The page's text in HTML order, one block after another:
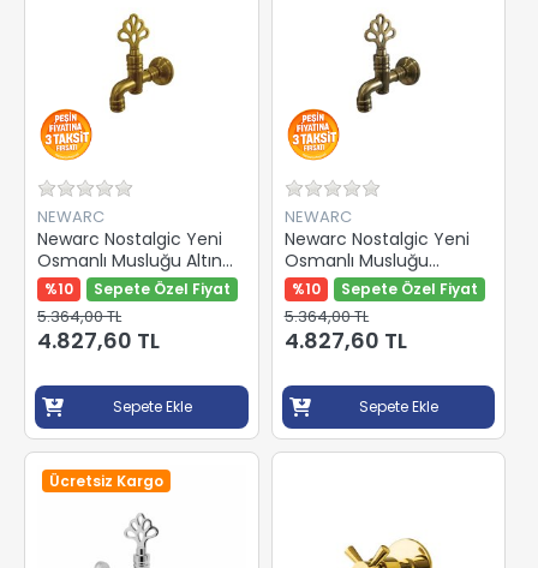
NEWARC
Newarc Nostalgic Yeni
Osmanlı Musluğu Altın
Perlatörlü 290712Gnew
%10 Sepete Özel Fiyat
5.364,00 TL
4.827,60 TL
Sepete Ekle
NEWARC
Newarc Nostalgic Yeni
Osmanlı Musluğu
Eskitme Bronz Perlatörlü
290712Snew
%10 Sepete Özel Fiyat
5.364,00 TL
4.827,60 TL
Sepete Ekle
Ücretsiz Kargo